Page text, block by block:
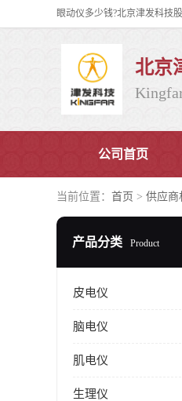
北京
公司首页
当前位置： 首页 > 供应商
产品分类 Product
皮电仪
脑电仪
肌电仪
生理仪